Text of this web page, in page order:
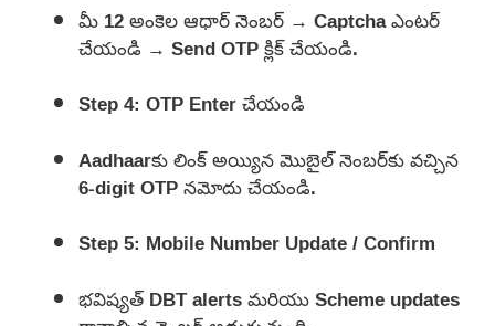
మీ 12 అంకెల ఆధార్ నెంబర్ → Captcha ఎంటర్
చేయండి → Send OTP క్లిక్ చేయండి.
Step 4: OTP Enter చేయండి
Aadhaar‌కు లింక్ అయ్యిన మొబైల్ నెంబర్‌కు వచ్చిన
6-digit OTP నమోదు చేయండి.
Step 5: Mobile Number Update / Confirm
భవిష్యత్ DBT alerts మరియు Scheme updates